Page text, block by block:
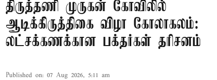
திருத்தணி முருகன் கோவிலில்
ஆடிக்கிருத்திகை விழா கோலாகலம்:
லட்சக்கணக்கான பக்தர்கள் தரிசனம்
Published on: 07 Aug 2026, 5:11 am